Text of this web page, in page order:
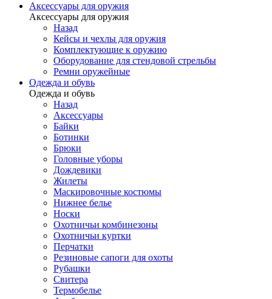
Аксессуары для оружия
Аксессуары для оружия
Назад
Кейсы и чехлы для оружия
Комплектующие к оружию
Оборудование для стендовой стрельбы
Ремни оружейные
Одежда и обувь
Одежда и обувь
Назад
Аксессуары
Байки
Ботинки
Брюки
Головные уборы
Дождевики
Жилеты
Маскировочные костюмы
Нижнее белье
Носки
Охотничьи комбинезоны
Охотничьи куртки
Перчатки
Резиновые сапоги для охоты
Рубашки
Свитера
Термобелье